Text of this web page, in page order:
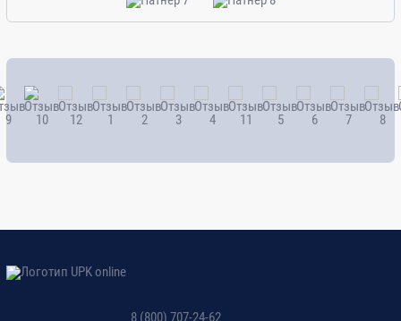
8 (800) 707-24-62